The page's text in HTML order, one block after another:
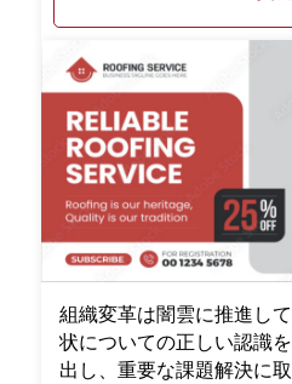
組織変革は闇雲に推進し
状についての正しい認識
出し、重要な課題解決に